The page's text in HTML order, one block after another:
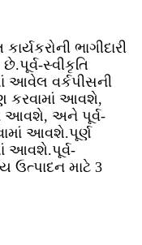
ભાગીદારી
સ્વીકૃતિ
આવેલ વર્કપીસની
કરવામાં આવશે,
આવશે, અને પૂર્વ-
આવશે.પૂર્ણ
આવશે.પૂર્વ-
ઉત્પાદન માટે 3